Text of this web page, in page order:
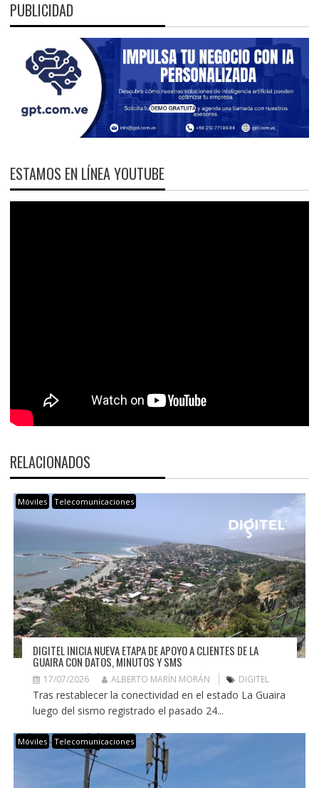
PUBLICIDAD
ESTAMOS EN LÍNEA YOUTUBE
RELACIONADOS
Móviles Telecomunicaciones
DIGITEL INICIA NUEVA ETAPA DE APOYO A CLIENTES DE LA
GUAIRA CON DATOS, MINUTOS Y SMS
17/07/2026 ALBERTO MARÍN MORÁN DIGITEL
Tras restablecer la conectividad en el estado La Guaira
luego del sismo registrado el pasado 24...
Móviles Telecomunicaciones